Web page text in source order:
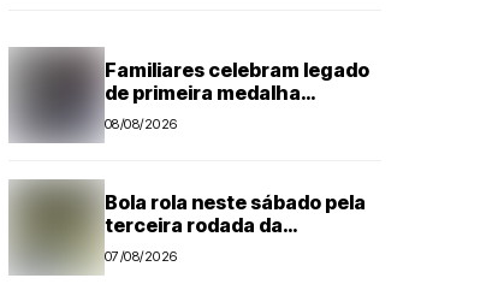
Familiares celebram legado
de primeira medalha
paralímpica do Brasil
08/08/2026
Bola rola neste sábado pela
terceira rodada da
Segundona do Campeonato
Amador de Futebol
07/08/2026